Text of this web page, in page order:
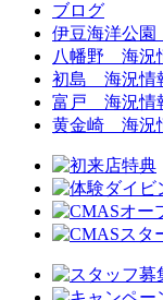
ブログ
伊豆海洋公
八幡野 海況
初島 海況情
富戸 海況情
黄金崎 海況